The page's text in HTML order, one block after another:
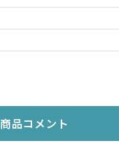
商品コメント